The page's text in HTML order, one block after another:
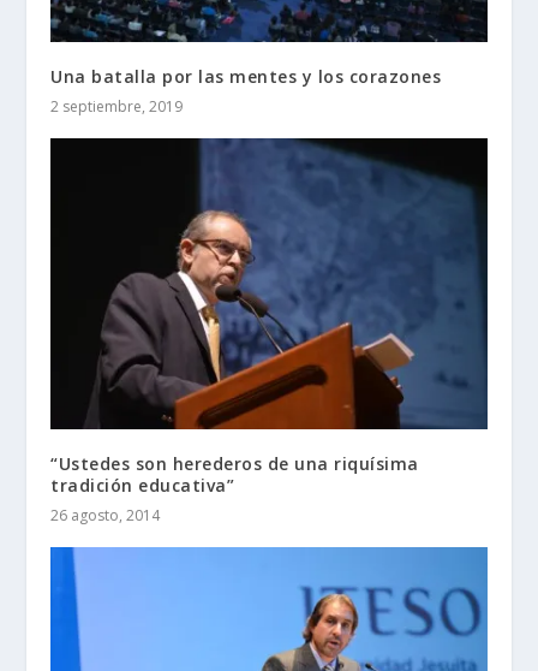
Una batalla por las mentes y los corazones
2 septiembre, 2019
“Ustedes son herederos de una riquísima
tradición educativa”
26 agosto, 2014